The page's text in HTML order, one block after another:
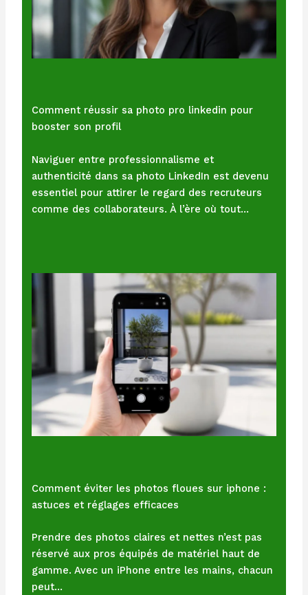
Comment réussir sa photo pro linkedin pour
booster son profil
Naviguer entre professionnalisme et
authenticité dans sa photo LinkedIn est devenu
essentiel pour attirer le regard des recruteurs
comme des collaborateurs. À l’ère où tout…
Comment éviter les photos floues sur iphone :
astuces et réglages efficaces
Prendre des photos claires et nettes n’est pas
réservé aux pros équipés de matériel haut de
gamme. Avec un iPhone entre les mains, chacun
peut…